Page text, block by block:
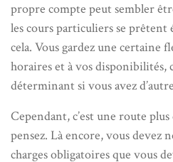
propre compte peut sembler
les cours particuliers se prêtent
cela. Vous gardez une certaine
horaires et à vos disponibilités,
déterminant si vous avez
Cependant, c’est une route
pensez. Là encore, vous devez
charges obligatoires que vous